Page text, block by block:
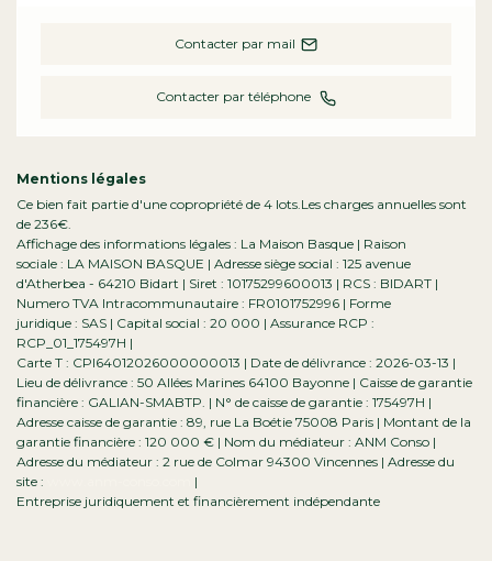
Contacter par mail
Contacter par téléphone
Mentions légales
Ce bien fait partie d'une copropriété de 4 lots.Les charges annuelles sont
de 236€.
Affichage des informations légales : La Maison Basque | Raison
sociale : LA MAISON BASQUE | Adresse siège social : 125 avenue
d'Atherbea - 64210 Bidart | Siret : 10175299600013 | RCS : BIDART |
Numero TVA Intracommunautaire : FR0101752996 | Forme
juridique : SAS | Capital social : 20 000 | Assurance RCP :
RCP_01_175497H |
Carte T : CPI64012026000000013 | Date de délivrance : 2026-03-13 |
Lieu de délivrance : 50 Allées Marines 64100 Bayonne | Caisse de garantie
financière : GALIAN-SMABTP. | N° de caisse de garantie : 175497H |
Adresse caisse de garantie : 89, rue La Boétie 75008 Paris | Montant de la
garantie financière : 120 000 € | Nom du médiateur : ANM Conso |
Adresse du médiateur : 2 rue de Colmar 94300 Vincennes | Adresse du
site :
|
Entreprise juridiquement et financièrement indépendante